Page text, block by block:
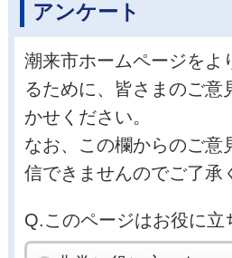
アンケート
潮来市ホームページをよ
るために、皆さまのご意
かせください。
なお、この欄からのご意
信できませんのでご了承
Q.このページはお役に立